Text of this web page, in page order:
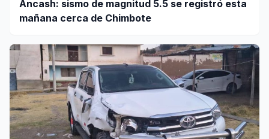
Áncash: sismo de magnitud 5.5 se registró esta
mañana cerca de Chimbote